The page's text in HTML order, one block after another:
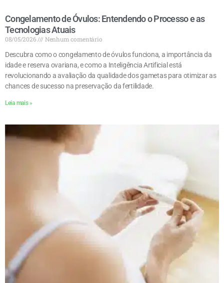
Congelamento de Óvulos: Entendendo o Processo e as
Tecnologias Atuais
08/05/2026
Nenhum comentário
Descubra como o congelamento de óvulos funciona, a importância da
idade e reserva ovariana, e como a Inteligência Artificial está
revolucionando a avaliação da qualidade dos gametas para otimizar as
chances de sucesso na preservação da fertilidade.
Leia mais »